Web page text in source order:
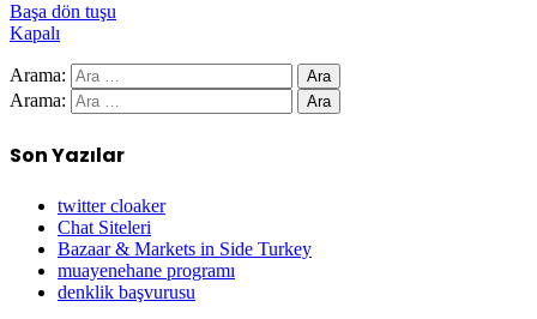
Başa dön tuşu
Kapalı
Arama:
Arama:
Son Yazılar
twitter cloaker
Chat Siteleri
Bazaar & Markets in Side Turkey
muayenehane programı
denklik başvurusu